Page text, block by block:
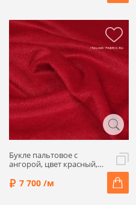
Букле пальтовое с
ангорой, цвет красный,
7 700 /м